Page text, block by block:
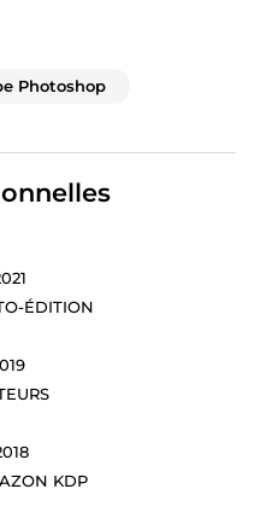
Photoshop
ÉDITION
KDP